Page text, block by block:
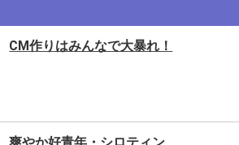
CM作りはみんなで大暴れ！